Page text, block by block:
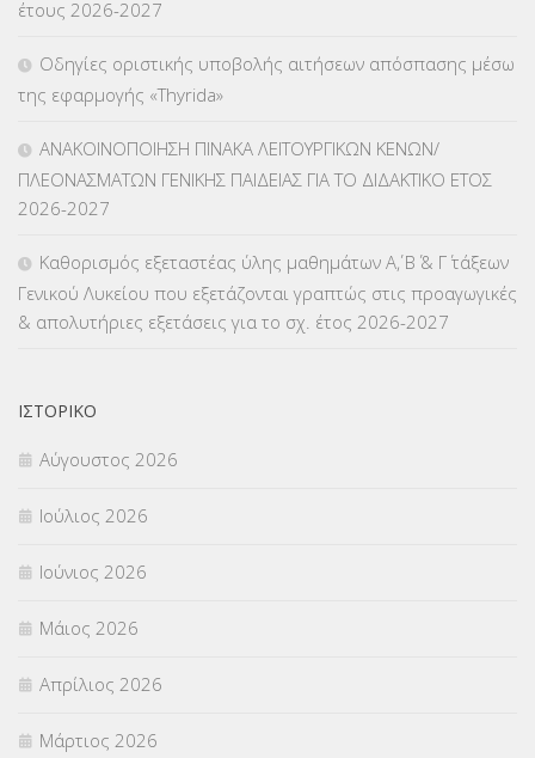
έτους 2026-2027
Οδηγίες οριστικής υποβολής αιτήσεων απόσπασης μέσω
της εφαρμογής «Thyrida»
ΑΝΑΚΟΙΝΟΠΟΙΗΣΗ ΠΙΝΑΚΑ ΛΕΙΤΟΥΡΓΙΚΩΝ ΚΕΝΩΝ/
ΠΛΕΟΝΑΣΜΑΤΩΝ ΓΕΝΙΚΗΣ ΠΑΙΔΕΙΑΣ ΓΙΑ ΤΟ ΔΙΔΑΚΤΙΚΟ ΕΤΟΣ
2026-2027
Καθορισμός εξεταστέας ύλης μαθημάτων Α΄, Β΄ & Γ΄ τάξεων
Γενικού Λυκείου που εξετάζονται γραπτώς στις προαγωγικές
& απολυτήριες εξετάσεις για το σχ. έτος 2026-2027
ΙΣΤΟΡΙΚΌ
Αύγουστος 2026
Ιούλιος 2026
Ιούνιος 2026
Μάιος 2026
Απρίλιος 2026
Μάρτιος 2026